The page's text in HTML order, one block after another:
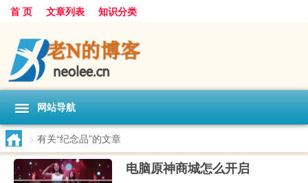
首 页 文章列表 知识分类
网站导航
> 有关“纪念品”的文章
电脑原神商城怎么开启